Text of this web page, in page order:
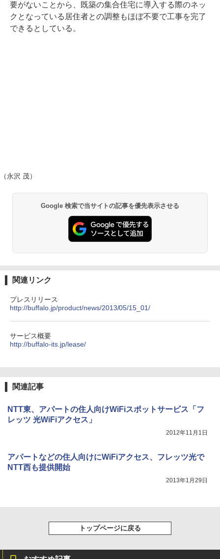
要がないことから、既築の集合住宅に導入する際のネッ
クとなっている居住者との調整もほぼ不要で工事を完了
できるとしている。
（永沢 茂）
Google 検索で当サイトの記事を優先表示させる
関連リンク
プレスリリース
http://buffalo.jp/product/news/2013/05/15_01/
サービス概要
http://buffalo-its.jp/lease/
関連記事
NTT東、アパートの住人向けWiFiスポットサービス「フ
レッツ 光WiFiアクセス」
2012年11月1日
アパートなどの住人向けにWiFiアクセス、フレッツ光で
NTT西も提供開始
2013年1月29日
トップページに戻る